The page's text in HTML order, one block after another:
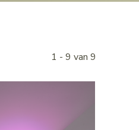
1 - 9 van 9